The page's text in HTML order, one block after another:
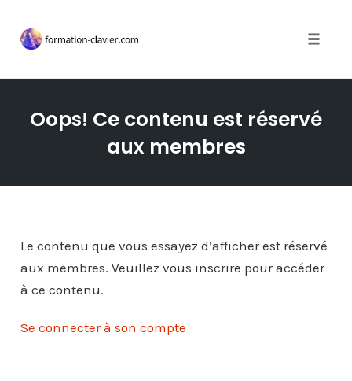
contentOops! Ce contenu est réservé
aux membres
Le contenu que vous essayez d’afficher est réservé
aux membres. Veuillez vous inscrire pour accéder
à ce contenu.
Se connecter à son compte